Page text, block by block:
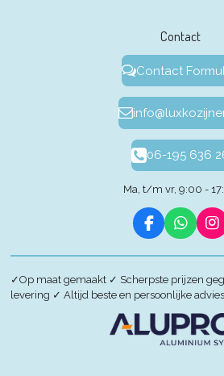
Contact
Contact
06-195 636
Ma, t/m vr, 9:00 -
F
a
c
b
o
o
k
W
h
a
t
s
A
p
p
I
n
s
a
g
r
a
m
✓Op maat gemaakt ✓ Scherpste prijzen
levering ✓ Altijd beste en persoonlijke advies